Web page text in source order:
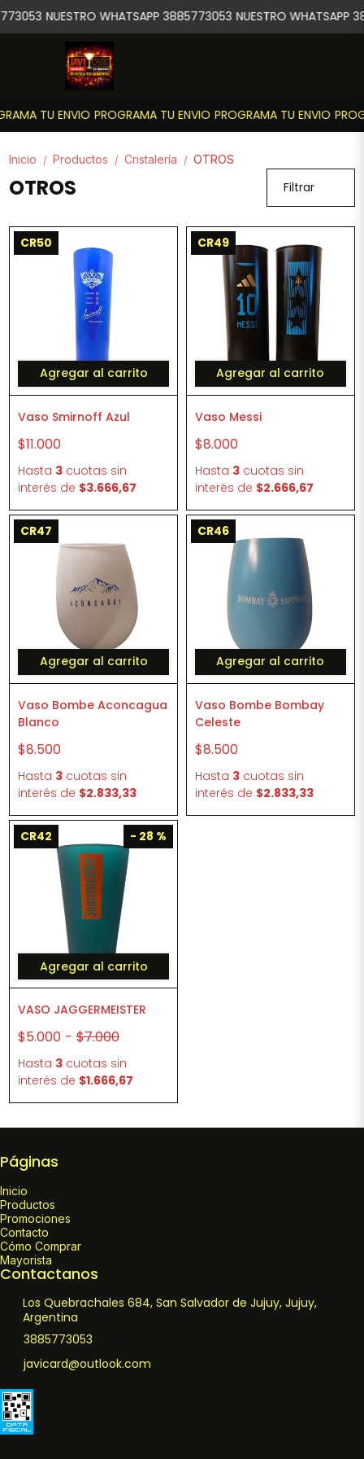
TU ENVIO PROGRAMA TU ENVIO PROGRAMA TU ENVIO
NUESTRO WHATSAPP 3885773053 NUESTRO WHATSAPP
Inicio / Productos / Cristalería / OTROS
OTROS Filtrar
CR50
Agregar al carrito
Vaso Smirnoff Azul
$11.000
Hasta 3 cuotas sin
interés de $3.666,67
CR49
Agregar al carrito
Vaso Messi
$8.000
Hasta 3 cuotas sin
interés de $2.666,67
CR47
Agregar al carrito
Vaso Bombe Aconcagua
Blanco
$8.500
Hasta 3 cuotas sin
interés de $2.833,33
CR46
Agregar al carrito
Vaso Bombe Bombay
Celeste
$8.500
Hasta 3 cuotas sin
interés de $2.833,33
CR42 - 28 %
Agregar al carrito
VASO JAGGERMEISTER
$5.000 - $7.000
Hasta 3 cuotas sin
interés de $1.666,67
Páginas
Inicio
Productos
Promociones
Contacto
Cómo Comprar
Mayorista
Contactanos
Los Quebrachales 684, San Salvador de Jujuy, Jujuy,
Argentina
3885773053
javicard@outlook.com